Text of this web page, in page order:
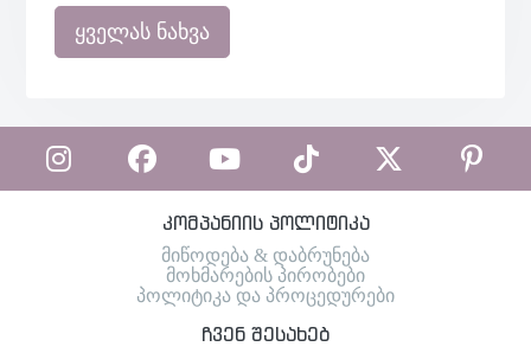
ყველას ნახვა
კომპანიის პოლიტიკა
მიწოდება & დაბრუნება
მოხმარების პირობები
პოლიტიკა და პროცედურები
ჩვენ შესახებ